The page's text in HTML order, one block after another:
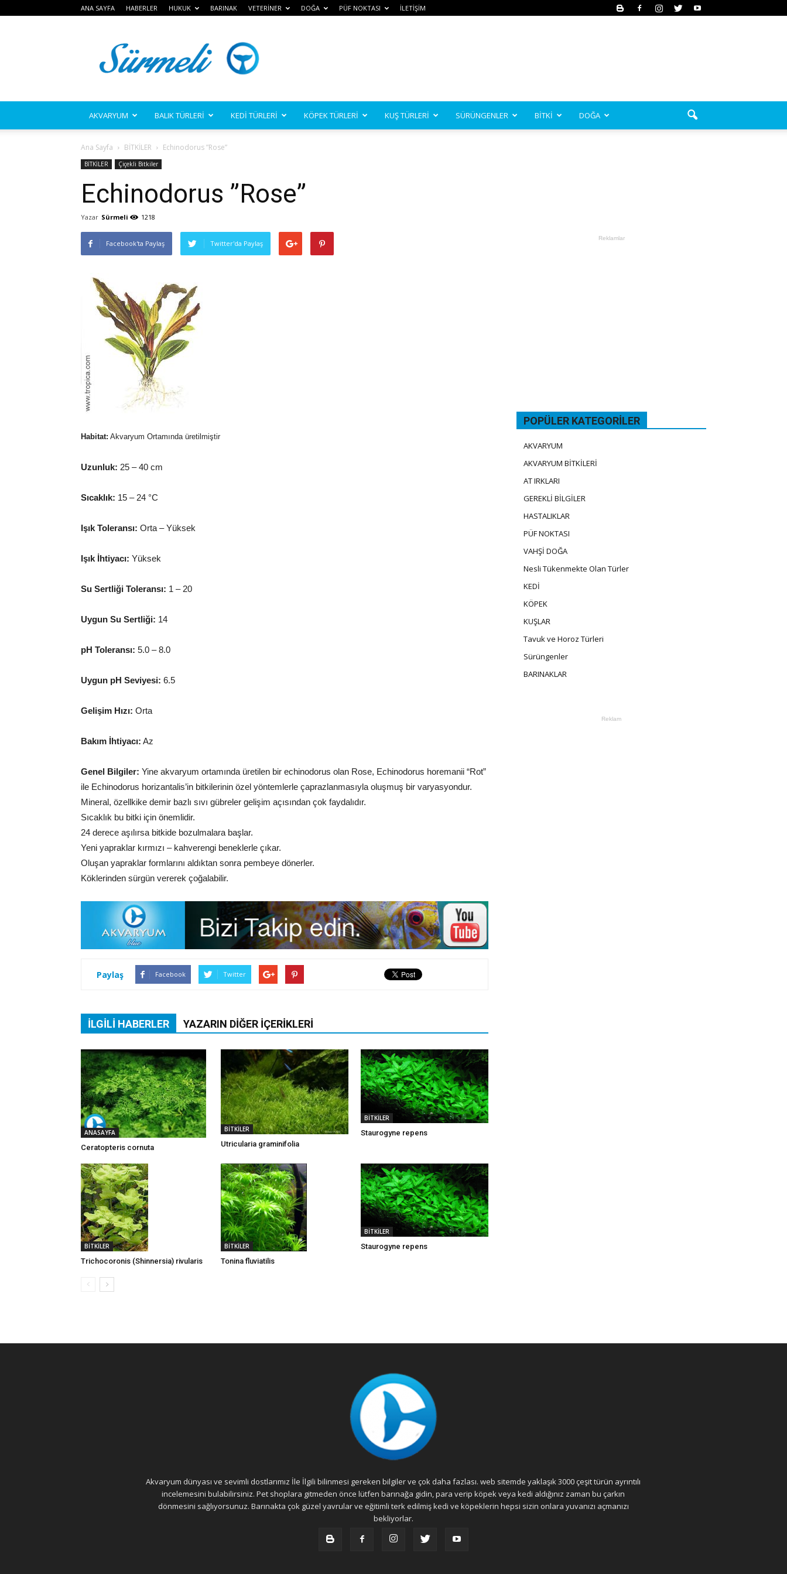
ANA SAYFA HABERLER HUKUK BARINAK VETERİNER DOĞA PÜF NOKTASI İLETİŞİM
AKVARYUM BALIK TÜRLERİ KEDİ TÜRLERİ KÖPEK TÜRLERİ KUŞ TÜRLERİ SÜRÜNGENLER BİTKİ DOĞA
Ana Sayfa BİTKİLER Echinodorus ”Rose”
BİTKİLER Çiçekli Bitkiler
Echinodorus ”Rose”
Yazar Sürmeli 1218
Facebook'ta Paylaş Twitter'da Paylaş
Habitat: Akvaryum Ortamında üretilmiştir
Uzunluk: 25 – 40 cm
Sıcaklık: 15 – 24 °C
Işık Toleransı: Orta – Yüksek
Işık İhtiyacı: Yüksek
Su Sertliği Toleransı: 1 – 20
Uygun Su Sertliği: 14
pH Toleransı: 5.0 – 8.0
Uygun pH Seviyesi: 6.5
Gelişim Hızı: Orta
Bakım İhtiyacı: Az
Genel Bilgiler: Yine akvaryum ortamında üretilen bir echinodorus olan Rose, Echinodorus horemanii “Rot”
ile Echinodorus horizantalis’in bitkilerinin özel yöntemlerle çaprazlanmasıyla oluşmuş bir varyasyondur.
Mineral, özellkike demir bazlı sıvı gübreler gelişim açısından çok faydalıdır.
Sıcaklık bu bitki için önemlidir.
24 derece aşılırsa bitkide bozulmalara başlar.
Yeni yapraklar kırmızı – kahverengi beneklerle çıkar.
Oluşan yapraklar formlarını aldıktan sonra pembeye dönerler.
Köklerinden sürgün vererek çoğalabilir.
Paylaş Facebook Twitter
İLGILI HABERLER YAZARIN DIĞER İÇERIKLERI
ANASAYFA
Ceratopteris cornuta
BİTKİLER
Utricularia graminifolia
BİTKİLER
Staurogyne repens
BİTKİLER
Trichocoronis (Shinnersia) rivularis
BİTKİLER
Tonina fluviatilis
BİTKİLER
Staurogyne repens
Reklamlar
POPÜLER KATEGORILER
AKVARYUM
AKVARYUM BİTKİLERİ
AT IRKLARI
GEREKLİ BİLGİLER
HASTALIKLAR
PÜF NOKTASI
VAHŞİ DOĞA
Nesli Tükenmekte Olan Türler
KEDİ
KÖPEK
KUŞLAR
Tavuk ve Horoz Türleri
Sürüngenler
BARINAKLAR
Reklam
Akvaryum dünyası ve sevimli dostlarımız İle İlgili bilinmesi gereken bilgiler ve çok daha fazlası. web sitemde yaklaşık 3000 çeşit türün ayrıntılı
incelemesini bulabilirsiniz. Pet shoplara gitmeden önce lütfen barınağa gidin, para verip köpek veya kedi aldığınız zaman bu çarkın
dönmesini sağlıyorsunuz. Barınakta çok güzel yavrular ve eğitimli terk edilmiş kedi ve köpeklerin hepsi sizin onlara yuvanızı açmanızı
bekliyorlar.